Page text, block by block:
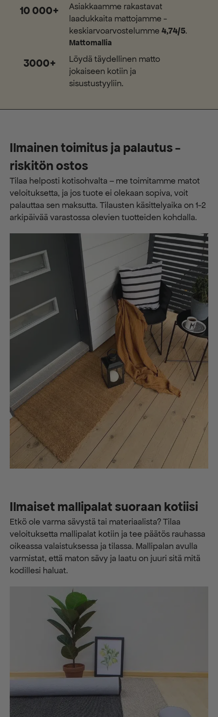
10 000+
Asiakkaamme rakastavat
laadukkaita mattojamme -
keskiarvoarvostelumme4,74/5.
3000+
Mattomallia
Löydä täydellinen matto
jokaiseen kotiin ja
sisustustyyliin.
Ilmainen toimitus ja palautus -
riskitön ostos
Tilaa helposti kotisohvalta – me toimitamme matot
veloituksetta, ja jos tuote ei olekaan sopiva, voit
palauttaa sen maksutta. ​​Tilausten käsittelyaika on 1-2
arkipäivää varastossa olevien tuotteiden kohdalla.
Ilmaiset mallipalat suoraan kotiisi
Etkö ole varma sävystä tai materiaalista? Tilaa
veloituksetta mallipalat kotiin ja tee päätös rauhassa
oikeassa valaistuksessa ja tilassa. Mallipalan avulla
varmistat, että maton sävy ja laatu on juuri sitä mitä
kodillesi haluat.